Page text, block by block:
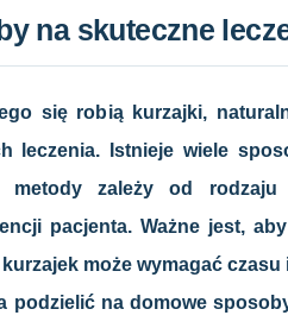
na skuteczne
się robią kurzajki,
leczenia. Istnieje wiele
metody zależy od
pacjenta. Ważne jest,
może wymagać
podzielić na domowe